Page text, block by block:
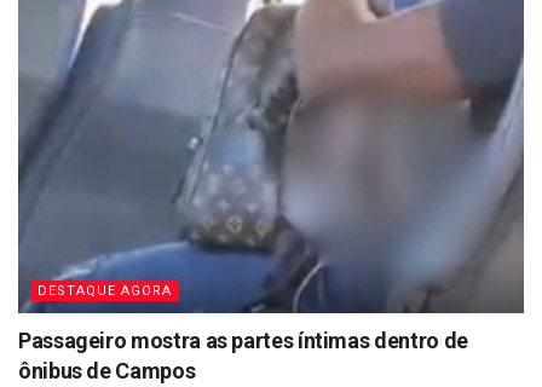
DESTAQUE AGORA
Passageiro mostra as partes íntimas dentro de
ônibus de Campos